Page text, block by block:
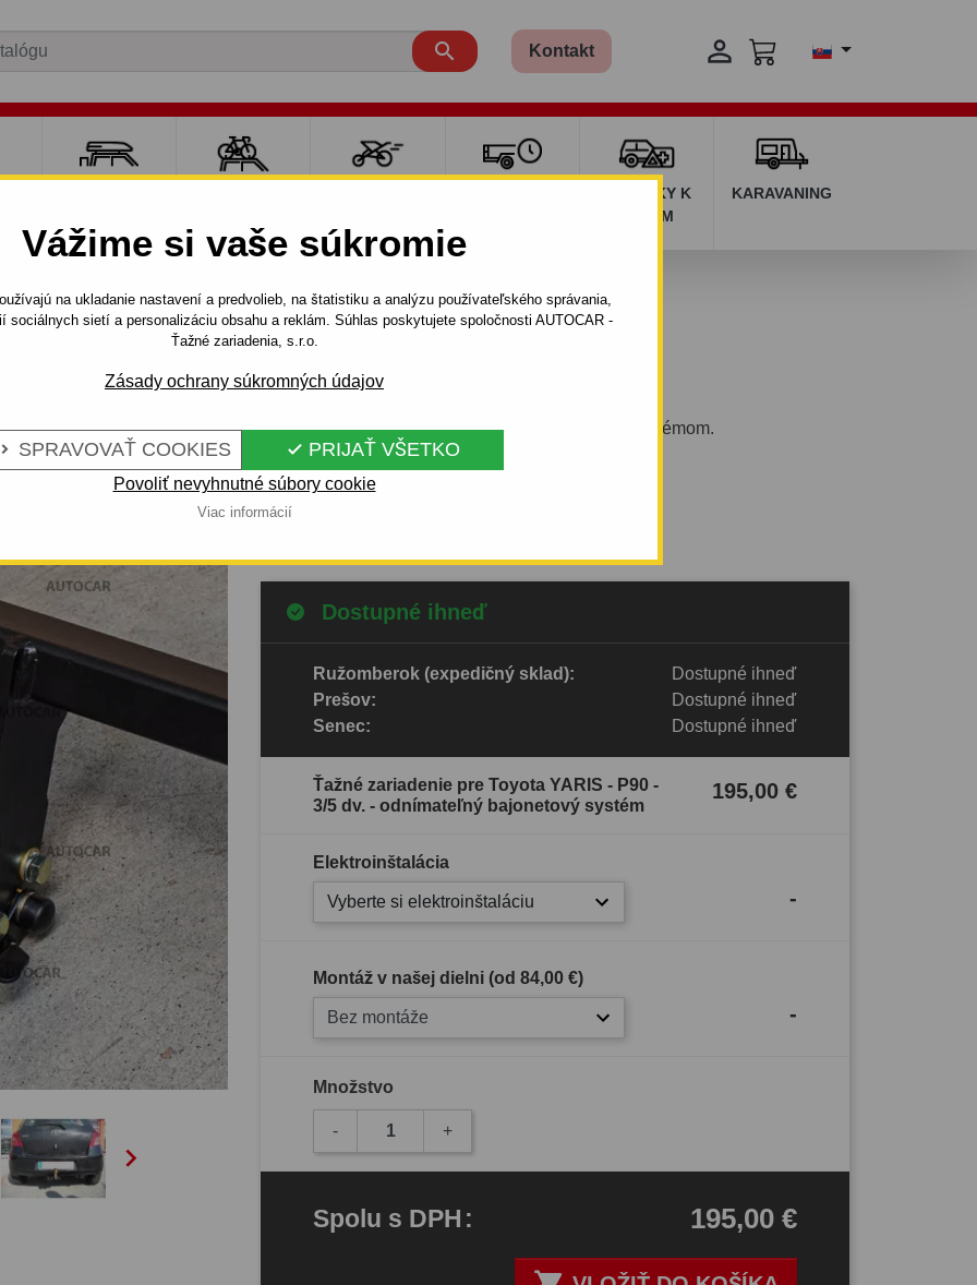
Vážime si vaše súkromie
na ukladanie nastavení a predvolieb, na štatistiku a analýzu používateľského správania,
sociálnych sietí a personalizáciu obsahu a reklám. Súhlas poskytujete spoločnosti AUTOCAR -
Ťažné zariadenia, s.r.o.
Zásady ochrany súkromných údajov
SPRAVOVAŤ COOKIES  PRIJAŤ VŠETKO
Povoliť nevyhnutné súbory cookie
Viac informácií
 Kontakt 
DOPLNKY K
AUTÁM
KARAVANING
5 dv. - odnímateľný bajonetový systém
TOYOTA

Kód: O 65 Au
Ťažné zariadenie s odnímateľným bajonetovým systémom.
Toyota Yaris - P90, 3/5 dv. 01.2006 - 10.2011
Celý popis produktu
Dostupné ihneď
Ružomberok (expedičný sklad):
Dostupné ihneď
Prešov:
Dostupné ihneď
Senec:
Dostupné ihneď
Ťažné zariadenie pre Toyota YARIS - P90 -
3/5 dv. - odnímateľný bajonetový systém
195,00 €
Elektroinštalácia
Vyberte si elektroinštaláciu -
Montáž v našej dielni (od 84,00 €)
Bez montáže -
Množstvo
- +
Spolu s DPH: 195,00 €